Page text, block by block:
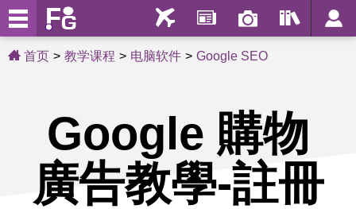
首页 教学课程 电脑软件 Google SEO
Google 購物
廣告教學-註冊